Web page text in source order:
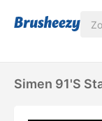
Simen 91's